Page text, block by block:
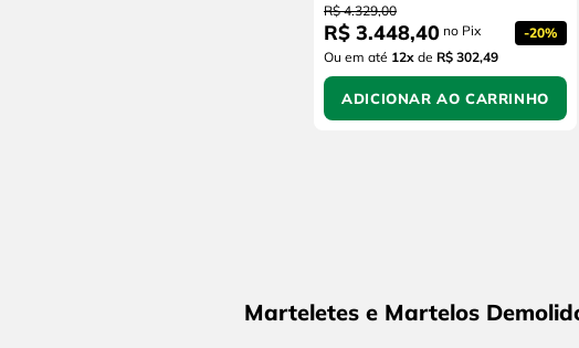
R$ 4.329,00
R$ 3.448,40 no Pix -20%
Ou em até 12x de R$ 302,49
ADICIONAR AO CARRINHO
Marteletes e Martelos